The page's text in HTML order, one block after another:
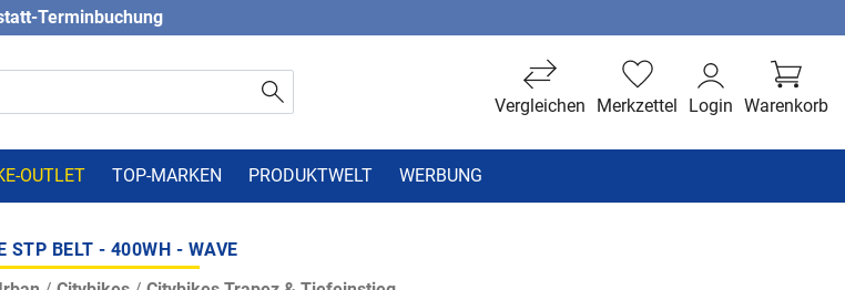
Terminbuchung
Warenkorb
Login
Merkzettel
Vergleichen
OUTLET TOP-MARKEN PRODUKTWELT WERBUNG
STP BELT - 400WH - WAVE